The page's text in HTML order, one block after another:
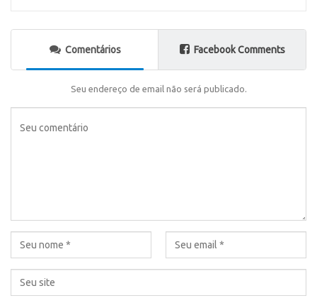
Comentários Facebook Comments
Seu endereço de email não será publicado.